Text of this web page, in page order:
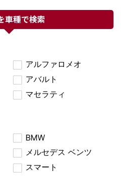
車種で検索
アルファロメオ
アバルト
マセラティ
BMW
メルセデス ベンツ
スマート